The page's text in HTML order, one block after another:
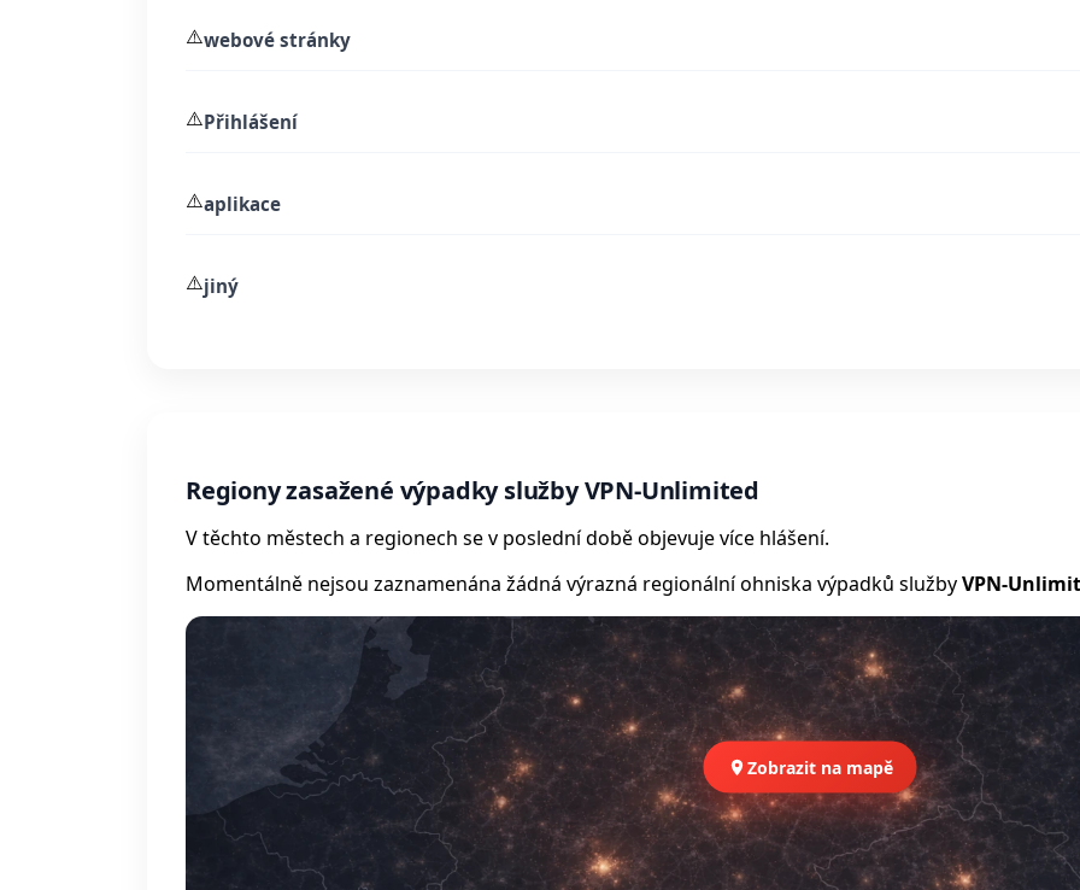
⚠️webové stránky
⚠️Přihlášení
⚠️aplikace
⚠️jiný
Regiony zasažené výpadky služby VPN-Unlimited
V těchto městech a regionech se v poslední době objevuje více hlášení.
Momentálně nejsou zaznamenána žádná výrazná regionální ohniska výpadků službyVPN-
Zobrazit na mapě